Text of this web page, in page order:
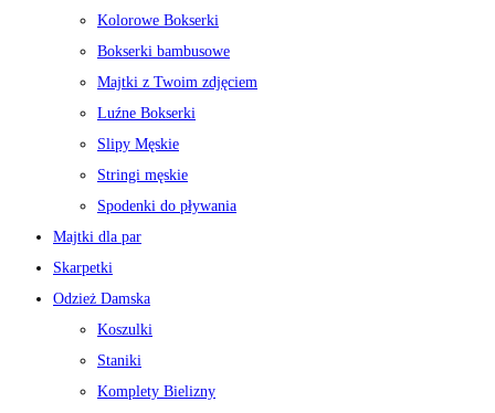
Kolorowe Bokserki
Bokserki bambusowe
Majtki z Twoim zdjęciem
Luźne Bokserki
Slipy Męskie
Stringi męskie
Spodenki do pływania
Majtki dla par
Skarpetki
Odzież Damska
Koszulki
Staniki
Komplety Bielizny